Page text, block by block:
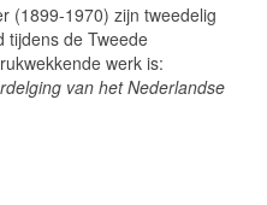
(1899-1970) zijn tweedelig
tijdens de Tweede
werk is:
van het Nederlandse